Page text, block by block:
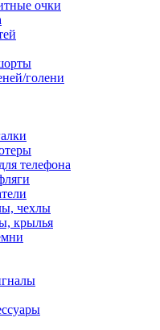
очки
голени
телефона
чехлы
крылья